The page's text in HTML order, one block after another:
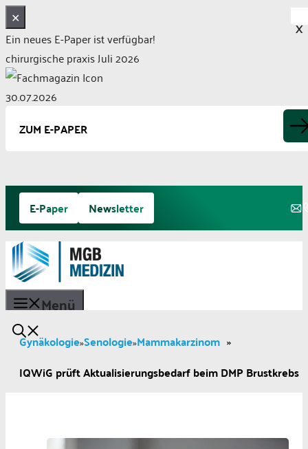
✕
Ein neues E-Paper ist verfügbar!
chirurgische praxis Juli 2026
30.07.2026
ZUM E-PAPER
Zum
Inhalt
springen
E-Paper Newsletter
Menü
Gynäkologie»Senologie»Mammakarzinom »
IQWiG prüft Aktualisierungsbedarf beim DMP Brustkrebs
X